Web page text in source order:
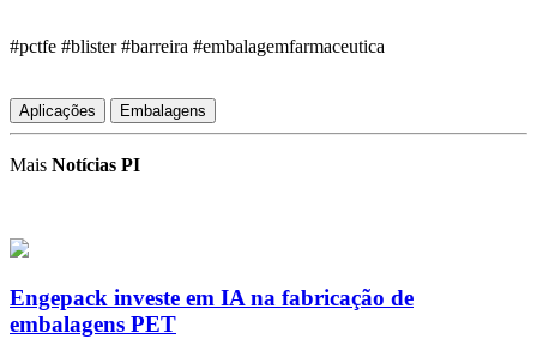
#pctfe #blister #barreira #embalagemfarmaceutica
Aplicações Embalagens
Mais Notícias PI
Engepack investe em IA na fabricação de
embalagens PET